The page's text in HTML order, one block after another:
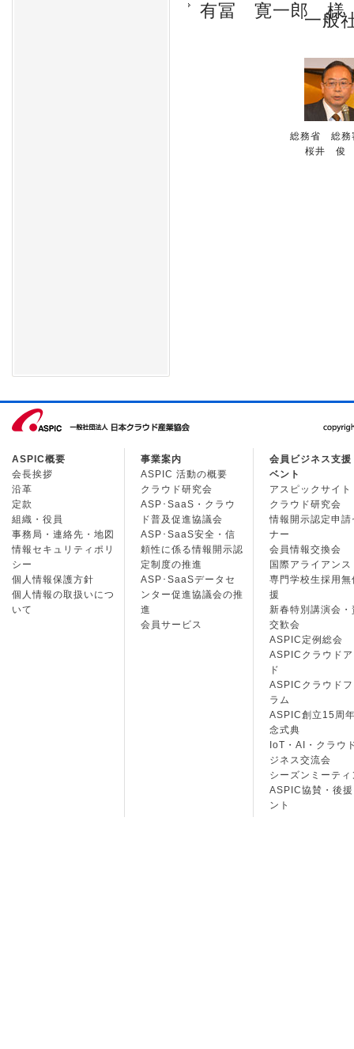
有冨 寛一郎 様
一般
総務省 総務
桜井 俊
ASPIC概要
会長挨拶
沿革
定款
組織・役員
事務局・連絡先・地図
情報セキュリティポリ
シー
個人情報保護方針
個人情報の取扱いにつ
いて
事業案内
ASPIC 活動の概要
クラウド研究会
ASP･SaaS・クラウ
ド普及促進協議会
ASP･SaaS安全・信
頼性に係る情報開示認
定制度の推進
ASP･SaaSデータセ
ンター促進協議会の推
進
会員サービス
会員ビジネス支援
ベント
アスピックサイト
クラウド研究会
情報開示認定申請
ナー
会員情報交換会
国際アライアンス
専門学校生採用無
援
新春特別講演会・
交歓会
ASPIC定例総会
ASPICクラウド
ド
ASPICクラウド
ラム
ASPIC創立15周
念式典
IoT・AI・クラウ
ジネス交流会
シーズンミーティ
ASPIC協賛・後
ント